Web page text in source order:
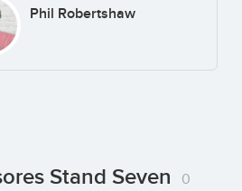
Phil Robertshaw
Stand Seven 0